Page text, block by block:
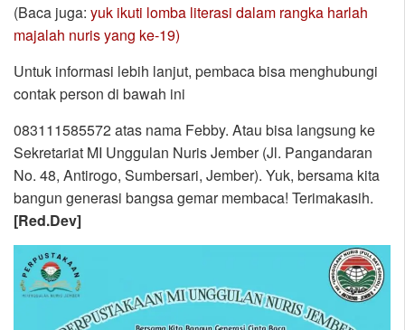
(Baca juga: yuk ikuti lomba literasi dalam rangka harlah
majalah nuris yang ke-19)
Untuk informasi lebih lanjut, pembaca bisa menghubungi
contak person di bawah ini
083111585572 atas nama Febby. Atau bisa langsung ke
Sekretariat MI Unggulan Nuris Jember (Jl. Pangandaran
No. 48, Antirogo, Sumbersari, Jember). Yuk, bersama kita
bangun generasi bangsa gemar membaca! Terimakasih.
[Red.Dev]